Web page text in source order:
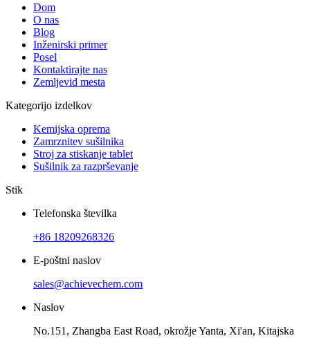
Dom
O nas
Blog
Inženirski primer
Posel
Kontaktirajte nas
Zemljevid mesta
Kategorijo izdelkov
Kemijska oprema
Zamrznitev sušilnika
Stroj za stiskanje tablet
Sušilnik za razprševanje
Stik
Telefonska številka
+86 18209268326
E-poštni naslov
sales@achievechem.com
Naslov
No.151, Zhangba East Road, okrožje Yanta, Xi'an, Kitajska